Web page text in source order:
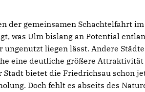
der gemeinsamen Schachtelfahrt
was Ulm bislang an Potential
ungenutzt liegen lässt. Andere
eine deutliche größere Attraktivität
Stadt bietet die Friedrichsau schon
Doch fehlt es abseits des